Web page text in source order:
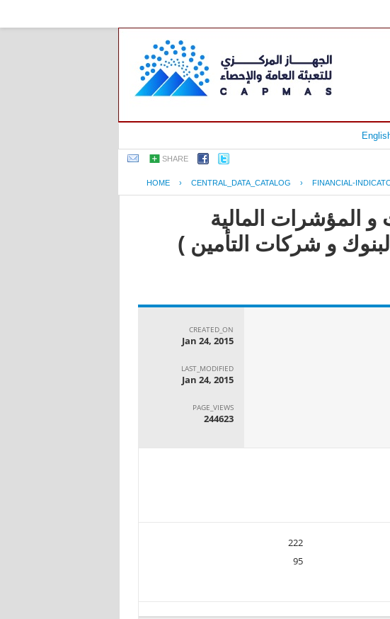
SHARE
HOME › CENTRAL_DATA_CATALOG › FINANCIAL-
المؤشرات المالية
و شركات التأمين )
CREATED_ON
Jan 24, 2015
LAST_MODIFIED
Jan 24, 2015
PAGE_VIEWS
244623
222
95